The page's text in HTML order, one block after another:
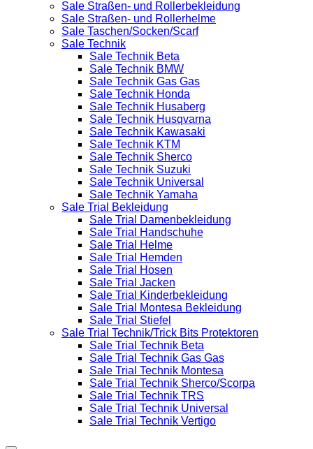
Sale Straßen- und Rollerbekleidung
Sale Straßen- und Rollerhelme
Sale Taschen/Socken/Scarf
Sale Technik
Sale Technik Beta
Sale Technik BMW
Sale Technik Gas Gas
Sale Technik Honda
Sale Technik Husaberg
Sale Technik Husqvarna
Sale Technik Kawasaki
Sale Technik KTM
Sale Technik Sherco
Sale Technik Suzuki
Sale Technik Universal
Sale Technik Yamaha
Sale Trial Bekleidung
Sale Trial Damenbekleidung
Sale Trial Handschuhe
Sale Trial Helme
Sale Trial Hemden
Sale Trial Hosen
Sale Trial Jacken
Sale Trial Kinderbekleidung
Sale Trial Montesa Bekleidung
Sale Trial Stiefel
Sale Trial Technik/Trick Bits Protektoren
Sale Trial Technik Beta
Sale Trial Technik Gas Gas
Sale Trial Technik Montesa
Sale Trial Technik Sherco/Scorpa
Sale Trial Technik TRS
Sale Trial Technik Universal
Sale Trial Technik Vertigo